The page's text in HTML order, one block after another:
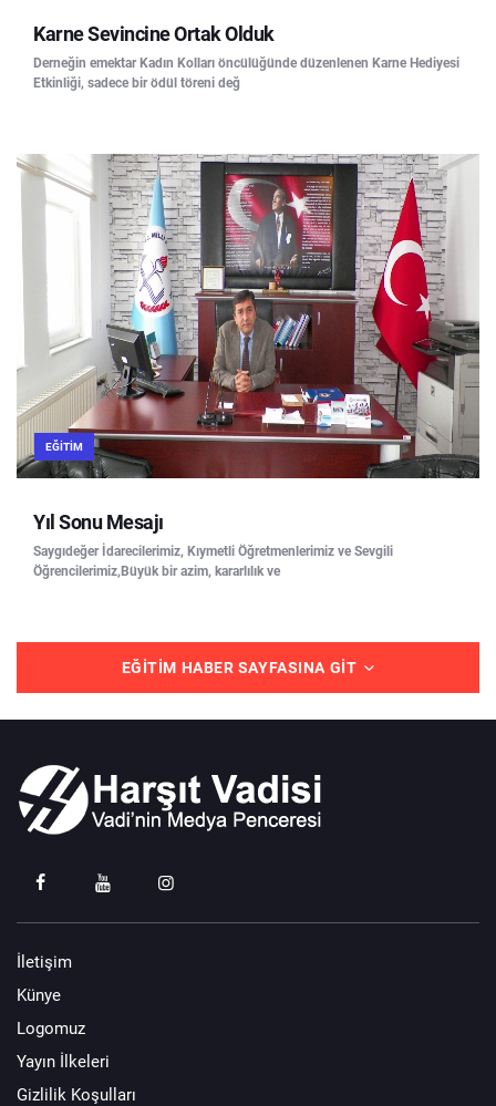
Karne Sevincine Ortak Olduk
Derneğin emektar Kadın Kolları öncülüğünde düzenlenen Karne Hediyesi
Etkinliği, sadece bir ödül töreni değ
EĞITIM
Yıl Sonu Mesajı
Saygıdeğer İdarecilerimiz, Kıymetli Öğretmenlerimiz ve Sevgili
Öğrencilerimiz,Büyük bir azim, kararlılık ve
EĞITIM HABER SAYFASINA GIT
İletişim
Künye
Logomuz
Yayın İlkeleri
Gizlilik Koşulları